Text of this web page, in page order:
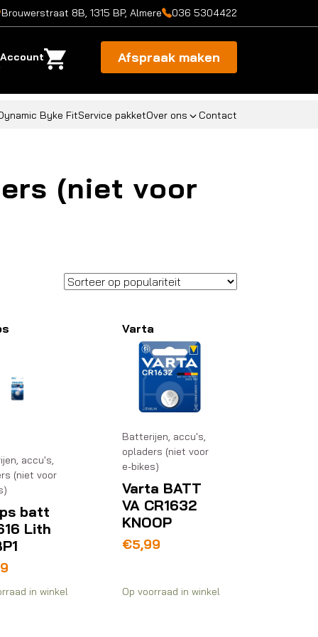
Brouwerstraat 8B, 1315 BP, Almere 036 5304422
Account Afspraak maken
Byke FitService pakketOver ons Contact
(niet voor
accu's,
(niet voor
batt
Lith
in winkel
Varta
Batterijen, accu's,
opladers (niet voor
e-bikes)
Varta BATT
VA CR1632
KNOOP
€5,99
Op voorraad in winkel